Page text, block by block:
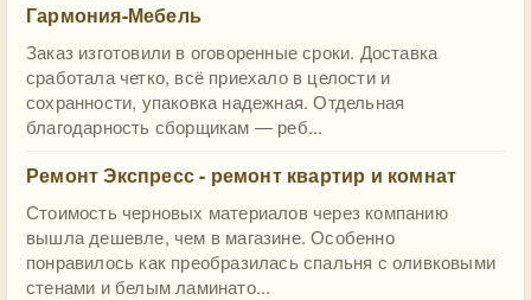
Гармония-Мебель
Заказ изготовили в оговоренные сроки. Доставка
сработала четко, всё приехало в целости и
сохранности, упаковка надежная. Отдельная
благодарность сборщикам — реб...
Ремонт Экспресс - ремонт квартир и комнат
Стоимость черновых материалов через компанию
вышла дешевле, чем в магазине. Особенно
понравилось как преобразилась спальня с оливковыми
стенами и белым ламинато...